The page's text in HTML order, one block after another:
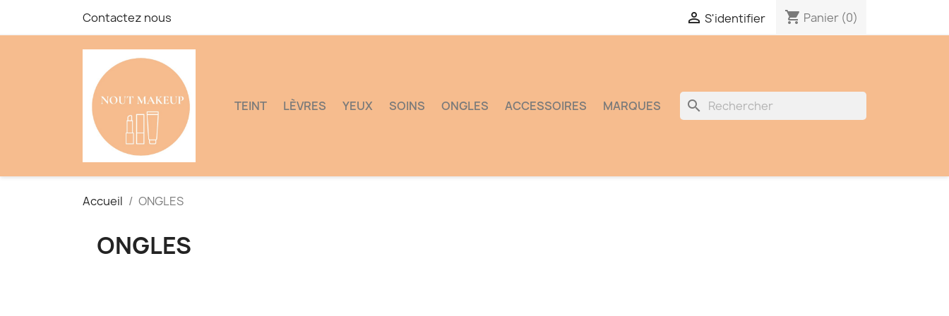
Contactez nous  S'identifier shopping_cart Panier (0)
TEINT LÈVRES YEUX SOINS ONGLES ACCESSOIRES MARQUES search
Accueil ONGLES
ONGLES